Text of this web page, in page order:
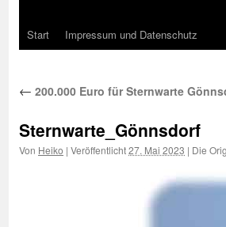
Start Impressum und Datenschutz
← 200.000 Euro für Sternwarte
Sternwarte_Gönnsdorf
Von Heiko | Veröffentlicht27. Mai 2023 | Die